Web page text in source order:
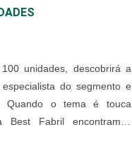
unidades, descobrirá a
do segmento e
Quando o tema é touca
Fabril encontramos
SOBRE TOUCA
Best Fabril objetiva seus